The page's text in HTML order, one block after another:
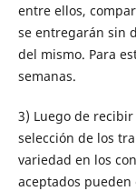
entre ellos,
se entregarán sin
del mismo. Para
semanas.
3) Luego de
selección de los
variedad en los
aceptados